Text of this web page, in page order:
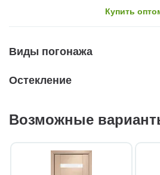
Купить
Виды погонажа
Остекление
Возможные